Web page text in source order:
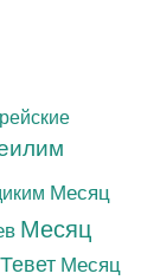
Месяц
Месяц
Месяц